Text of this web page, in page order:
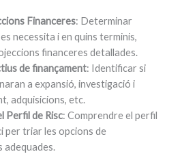
Financeres: Determinar
necessita i en quins terminis,
financeres detallades.
de finançament: Identificar si
a expansió, investigació i
adquisicions, etc.
Perfil de Risc: Comprendre el perfil
per triar les opcions de
adequades.